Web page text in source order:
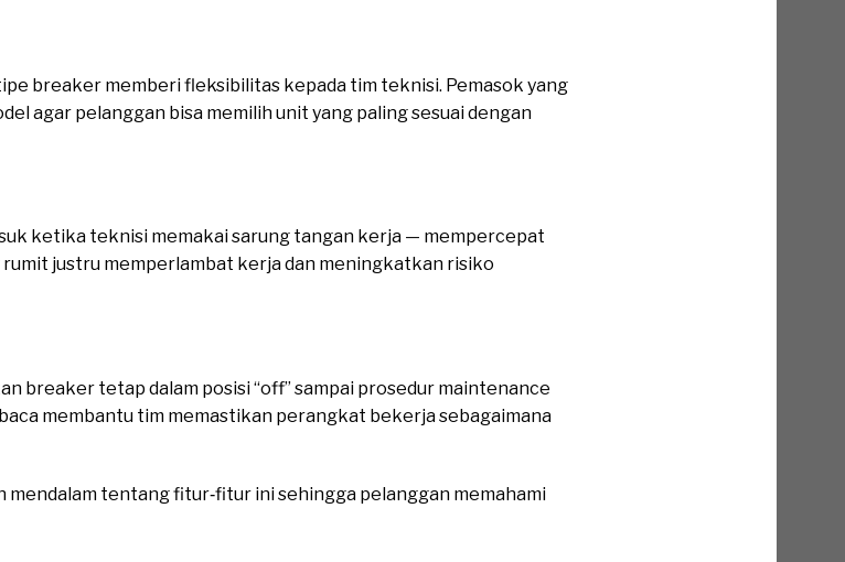
breaker memberi fleksibilitas kepada tim teknisi. Pemasok yang
agar pelanggan bisa memilih unit yang paling sesuai dengan
ketika teknisi memakai sarung tangan kerja — mempercepat
rumit justru memperlambat kerja dan meningkatkan risiko
breaker tetap dalam posisi “off” sampai prosedur maintenance
membantu tim memastikan perangkat bekerja sebagaimana
mendalam tentang fitur‑fitur ini sehingga pelanggan memahami